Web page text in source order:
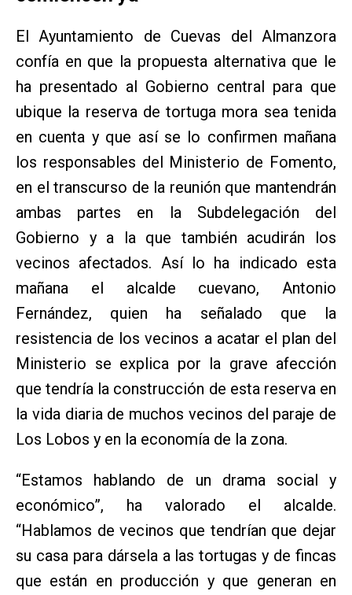
El Ayuntamiento de Cuevas del Almanzora
confía en que la propuesta alternativa que le
ha presentado al Gobierno central para que
ubique la reserva de tortuga mora sea tenida
en cuenta y que así se lo confirmen mañana
los responsables del Ministerio de Fomento,
en el transcurso de la reunión que mantendrán
ambas partes en la Subdelegación del
Gobierno y a la que también acudirán los
vecinos afectados. Así lo ha indicado esta
mañana el alcalde cuevano, Antonio
Fernández, quien ha señalado que la
resistencia de los vecinos a acatar el plan del
Ministerio se explica por la grave afección
que tendría la construcción de esta reserva en
la vida diaria de muchos vecinos del paraje de
Los Lobos y en la economía de la zona.
“Estamos hablando de un drama social y
económico”, ha valorado el alcalde.
“Hablamos de vecinos que tendrían que dejar
su casa para dársela a las tortugas y de fincas
que están en producción y que generan en